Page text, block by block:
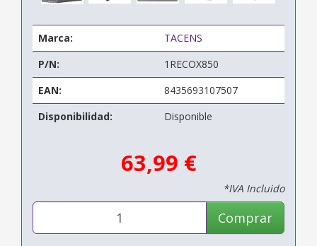
Marca:
TACENS
P/N:
1RECOX850
EAN:
8435693107507
Disponibilidad:
Disponible
63,99 €
*IVA Incluido
Comprar